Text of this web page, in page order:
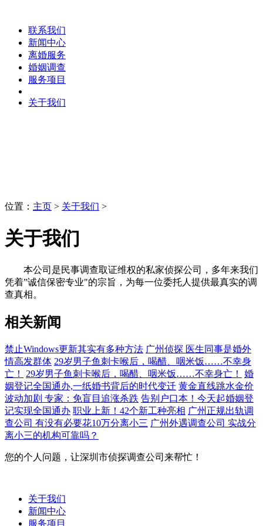
联系我们
新闻中心
离婚服务
婚姻调查
服务项目
关于我们
位置： 主页 > 关于我们 >
关于我们
本公司是民事调查取证维权的私家侦探公司，多年来我们
凭着”诚信保密专业"的宗旨，为每一位委托人提供最真实的调
查真相。
相关新闻
禁止Windows更新其实有多种方法 广州侦探 医生同事是婚外
情高发群体 29岁男子鱼刺卡喉后，喝醋、咽米饭……不幸身
亡！
29岁男子鱼刺卡喉后，喝醋、咽米饭……不幸身亡！
婚
姻登记全国通办,一纸婚书背后的时代变迁 黄金直线跳水金价
波动加剧 专家：免盲目追涨杀跌 告别户口本！今天起婚姻登
记实现全国通办 职业上新！42个新工种亮相 广州正规出轨调
查公司 有没有必要花10万分离小三 广州外遇调查公司 实战分
离小三的机构可靠吗？
您的个人问题，让深圳市侦探调查公司来帮忙！
关于我们
新闻中心
服务项目